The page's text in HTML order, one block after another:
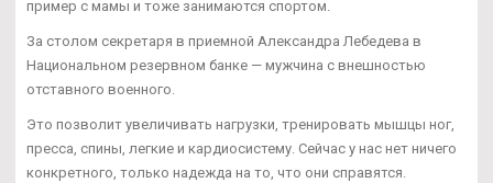
пример с мамы и тоже занимаются спортом.
За столом секретаря в приемной Александра Лебедева в
Национальном резервном банке — мужчина с внешностью
отставного военного.
Это позволит увеличивать нагрузки, тренировать мышцы ног,
пресса, спины, легкие и кардиосистему. Сейчас у нас нет ничего
конкретного, только надежда на то, что они справятся.